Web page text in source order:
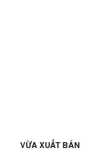
VỪA XUẤT BẢN